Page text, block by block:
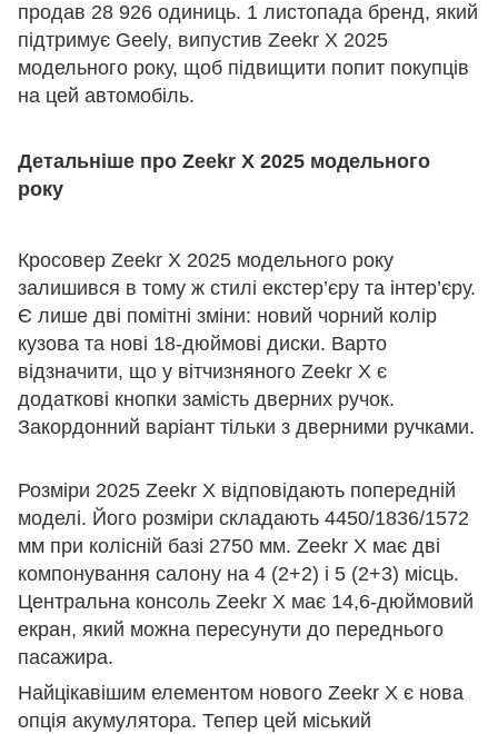
продав 28 926 одиниць. 1 листопада бренд, який
підтримує Geely, випустив Zeekr X 2025
модельного року, щоб підвищити попит покупців
на цей автомобіль.
Детальніше про Zeekr X 2025 модельного
року
Кросовер Zeekr X 2025 модельного року
залишився в тому ж стилі екстер’єру та інтер’єру.
Є лише дві помітні зміни: новий чорний колір
кузова та нові 18-дюймові диски. Варто
відзначити, що у вітчизняного Zeekr X є
додаткові кнопки замість дверних ручок.
Закордонний варіант тільки з дверними ручками.
Розміри 2025 Zeekr X відповідають попередній
моделі. Його розміри складають 4450/1836/1572
мм при колісній базі 2750 мм. Zeekr X має дві
компонування салону на 4 (2+2) і 5 (2+3) місць.
Центральна консоль Zeekr X має 14,6-дюймовий
екран, який можна пересунути до переднього
пасажира.
Найцікавішим елементом нового Zeekr X є нова
опція акумулятора. Тепер цей міський